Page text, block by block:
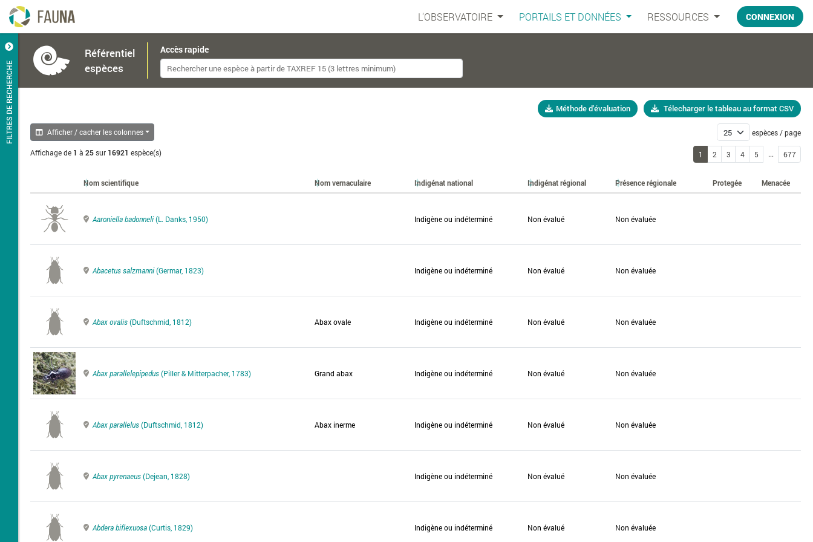
L'OBSERVATOIRE PORTAILS ET DONNÉES RESSOURCES CONNEXION
FILTRES DE RECHERCHE
Référentiel
espèces
Accès rapide
Méthode d'évaluation Télecharger le tableau au format CSV
Afficher / cacher les colonnes
Affichage de 1 à 25sur 16921 espèce(s)
espèces / page
1 2 3 4 5 ... 677
Nom scientifique Nom vernaculaire Indigénat national Indigénat régional Présence régionale Protegée Menacée
Aaroniella badonneli(L. Danks, 1950) Indigène ou indéterminé Non évalué Non évaluée
Abacetus salzmanni(Germar, 1823) Indigène ou indéterminé Non évalué Non évaluée
Abax ovalis(Duftschmid, 1812) Abax ovale Indigène ou indéterminé Non évalué Non évaluée
Abax parallelepipedus(Piller & Mitterpacher, 1783) Grand abax Indigène ou indéterminé Non évalué Non évaluée
Abax parallelus(Duftschmid, 1812) Abax inerme Indigène ou indéterminé Non évalué Non évaluée
Abax pyrenaeus(Dejean, 1828) Indigène ou indéterminé Non évalué Non évaluée
Abdera biflexuosa(Curtis, 1829) Indigène ou indéterminé Non évalué Non évaluée